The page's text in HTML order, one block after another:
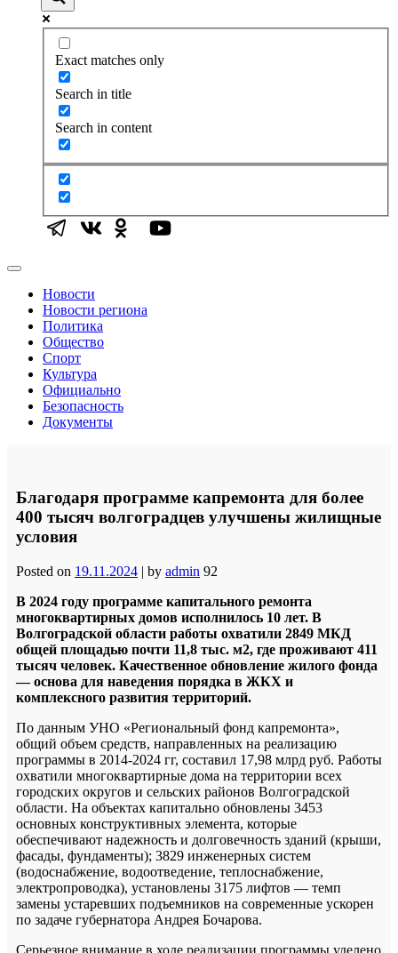
Exact matches only
Search in title
Search in content
Новости
Новости региона
Политика
Общество
Спорт
Культура
Официально
Безопасность
Документы
Благодаря программе капремонта для более
400 тысяч волгоградцев улучшены жилищные
условия
Posted on 19.11.2024 | by admin 92
В 2024 году программе капитального ремонта
многоквартирных домов исполнилось 10 лет. В
Волгоградской области работы охватили 2849 МКД
общей площадью почти 11,8 тыс. м2, где проживают 411
тысяч человек. Качественное обновление жилого фонда
— основа для наведения порядка в ЖКХ и
комплексного развития территорий.
По данным УНО «Региональный фонд капремонта»,
общий объем средств, направленных на реализацию
программы в 2014-2024 гг, составил 17,98 млрд руб. Работы
охватили многоквартирные дома на территории всех
городских округов и сельских районов Волгоградской
области. На объектах капитально обновлены 3453
основных конструктивных элемента, которые
обеспечивают надежность и долговечность зданий (крыши,
фасады, фундаменты); 3829 инженерных систем
(водоснабжение, водоотведение, теплоснабжение,
электропроводка), установлены 3175 лифтов — темп
замены устаревших подъемников на современные ускорен
по задаче губернатора Андрея Бочарова.
Серьезное внимание в ходе реализации программы уделено